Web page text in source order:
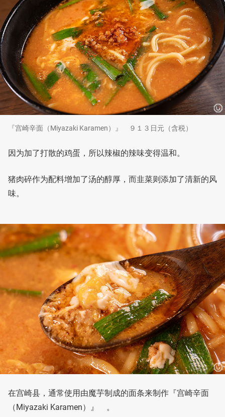
『宫崎辛面（Miyazaki Karamen）』 ９１３日元（含税）
因为加了打散的鸡蛋，所以辣椒的辣味变得温和。
猪肉碎作为配料增加了汤的醇厚，而韭菜则添加了清新的风
味。
在宫崎县，通常使用由魔芋制成的面条来制作『宫崎辛面
（Miyazaki Karamen）』 。